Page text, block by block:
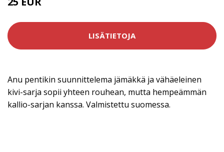
LISÄTIETOJA
Anu pentikin suunnittelema jämäkkä ja vähäeleinen
kivi-sarja sopii yhteen rouhean, mutta hempeämmän
kallio-sarjan kanssa. Valmistettu suomessa.